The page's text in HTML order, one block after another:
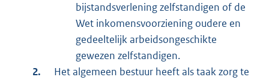
bijstandsverlening zelfstandigen of de
Wet inkomensvoorziening oudere en
gedeeltelijk arbeidsongeschikte
gewezen zelfstandigen.
Het algemeen bestuur heeft als taak zorg te